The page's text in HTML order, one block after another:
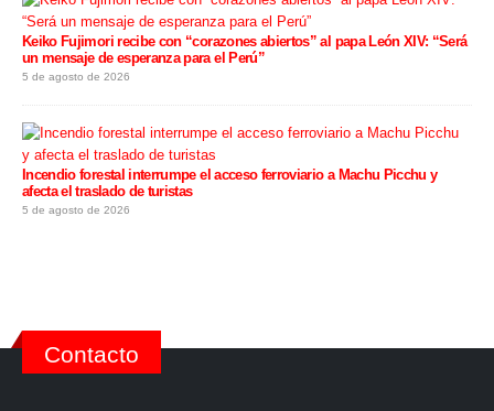
Keiko Fujimori recibe con “corazones abiertos” al papa León XIV: “Será
un mensaje de esperanza para el Perú”
5 de agosto de 2026
Incendio forestal interrumpe el acceso ferroviario a Machu Picchu y
afecta el traslado de turistas
5 de agosto de 2026
Contacto